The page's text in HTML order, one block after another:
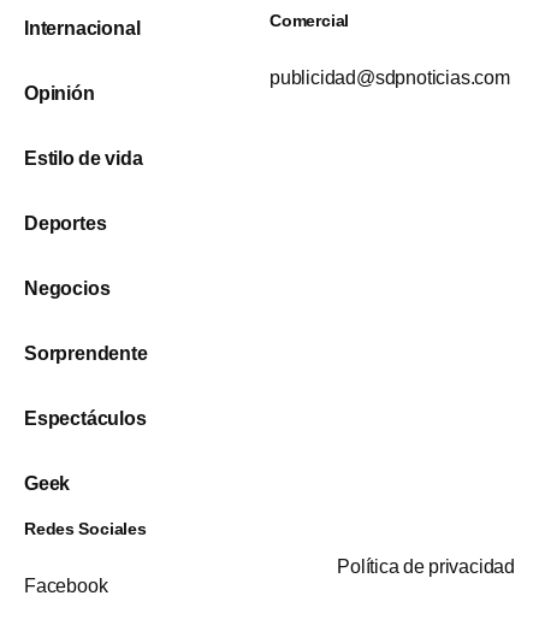
Internacional
Opinión
Estilo de vida
Deportes
Negocios
Sorprendente
Espectáculos
Geek
Comercial
publicidad@sdpnoticias.com
Redes Sociales
Facebook
Política de privacidad